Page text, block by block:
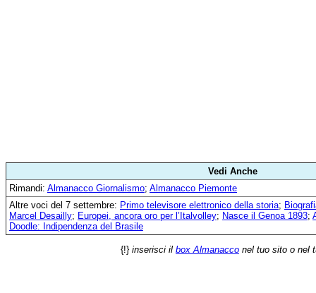
Vedi Anche
Rimandi: Almanacco Giornalismo; Almanacco Piemonte
Altre voci del 7 settembre: Primo televisore elettronico della storia;
Marcel Desailly; Europei, ancora oro per l’Italvolley; Nasce il Genoa 1893;
Doodle: Indipendenza del Brasile
{!} inserisci il box Almanacco nel tuo sito o nel